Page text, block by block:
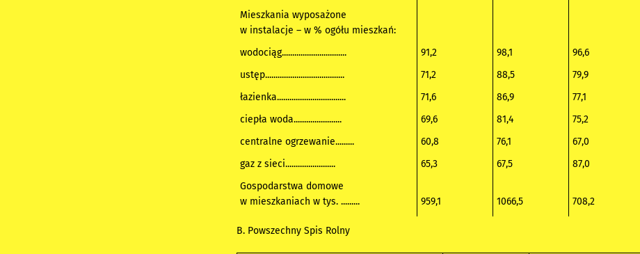
Mieszkania wyposażone
w instalacje – w % ogółu mieszkań:
wodociąg...............................
91,2 98,1 96,6
ustęp......................................
71,2 88,5 79,9
łazienka.................................
71,6 86,9 77,1
ciepła woda.......................
69,6 81,4 75,2
centralne ogrzewanie.........
60,8 76,1 67,0
gaz z sieci........................
65,3 67,5 87,0
Gospodarstwa domowe
w mieszkaniach w tys. .........
959,1 1066,5 708,2
B. Powszechny Spis Rolny